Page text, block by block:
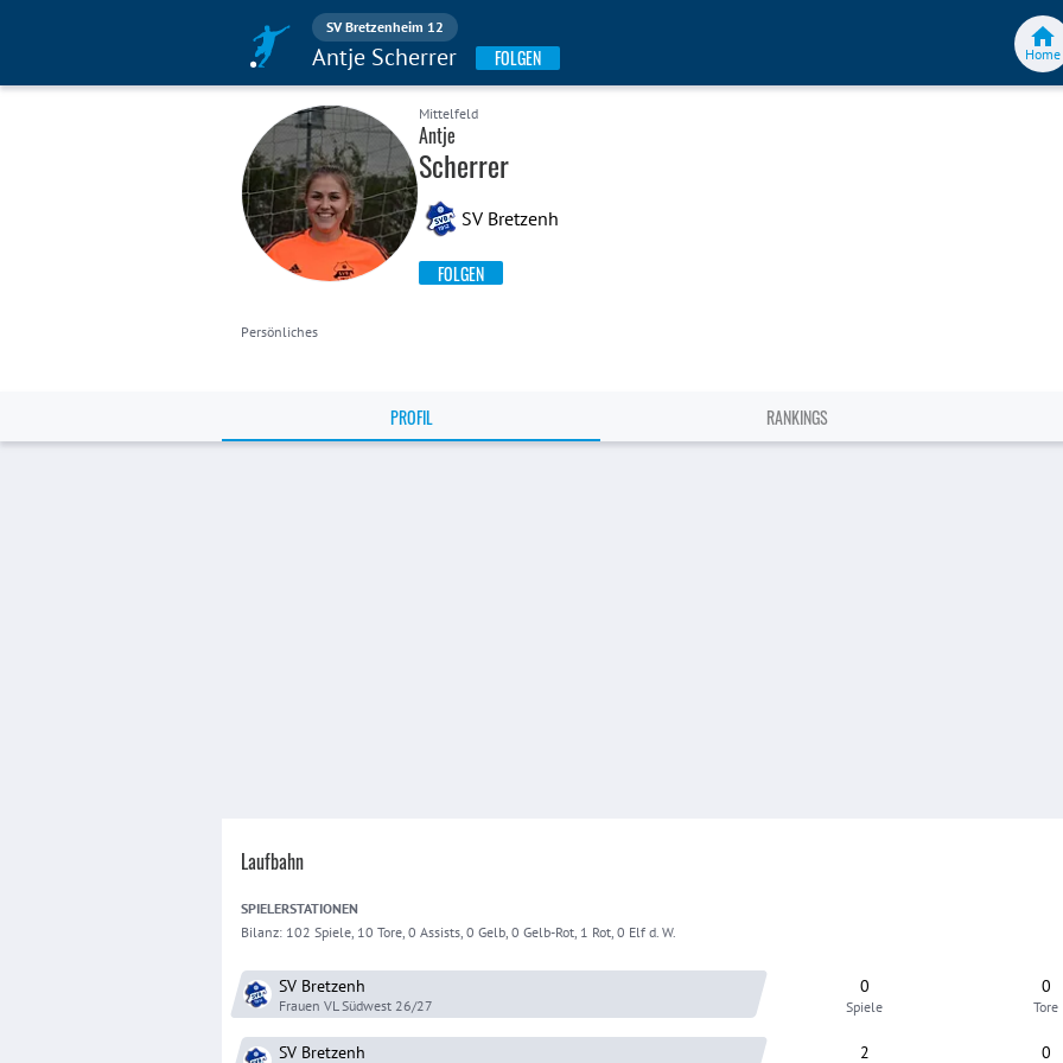
SV Bretzenheim 12
Antje Scherrer FOLGEN Home
Mittelfeld
Antje
Scherrer
SV Bretzenh
FOLGEN
Persönliches
PROFIL RANKINGS
Laufbahn
SPIELERSTATIONEN
Bilanz: 102 Spiele, 10 Tore, 0 Assists, 0 Gelb, 0 Gelb-Rot, 1 Rot, 0 Elf d. W.
SV Bretzenh
Frauen VL Südwest 26/27
0
Spiele
0
Tore
SV Bretzenh 2 0